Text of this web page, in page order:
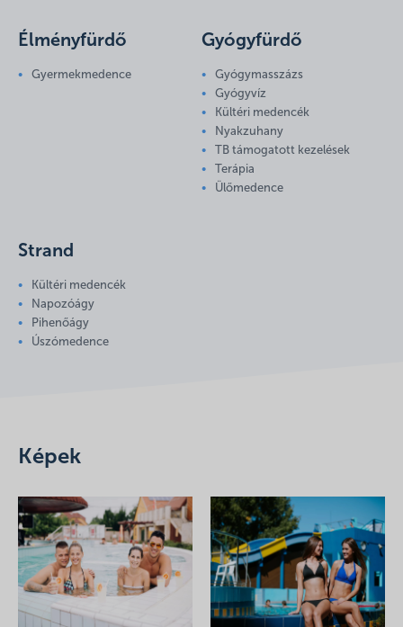
Élményfürdő
Gyermekmedence
Gyógyfürdő
Gyógymasszázs
Gyógyvíz
Kültéri medencék
Nyakzuhany
TB támogatott kezelések
Terápia
Ülőmedence
Strand
Kültéri medencék
Napozóágy
Pihenőágy
Úszómedence
Képek